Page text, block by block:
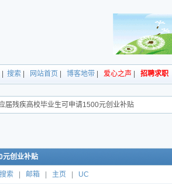
|搜索 网站首页 博客地带 爱心之声 招聘求职
届残疾高校毕业生可申请1500元创业补贴
元创业补贴
搜索 邮箱 主页 UC